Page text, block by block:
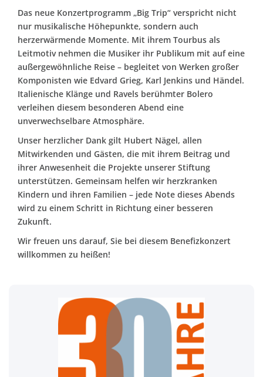
Das neue Konzertprogramm „Big Trip“ verspricht nicht
nur musikalische Höhepunkte, sondern auch
herzerwärmende Momente. Mit ihrem Tourbus als
Leitmotiv nehmen die Musiker ihr Publikum mit auf eine
außergewöhnliche Reise – begleitet von Werken großer
Komponisten wie Edvard Grieg, Karl Jenkins und Händel.
Italienische Klänge und Ravels berühmter Bolero
verleihen diesem besonderen Abend eine
unverwechselbare Atmosphäre.
Unser herzlicher Dank gilt Hubert Nägel, allen
Mitwirkenden und Gästen, die mit ihrem Beitrag und
ihrer Anwesenheit die Projekte unserer Stiftung
unterstützen. Gemeinsam helfen wir herzkranken
Kindern und ihren Familien – jede Note dieses Abends
wird zu einem Schritt in Richtung einer besseren
Zukunft.
Wir freuen uns darauf, Sie bei diesem Benefizkonzert
willkommen zu heißen!